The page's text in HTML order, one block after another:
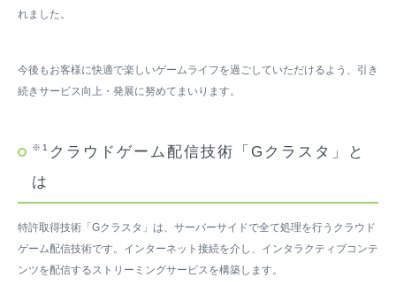
れました。
今後もお客様に快適で楽しいゲームライフを過ごしていただけるよう、引き
続きサービス向上・発展に努めてまいります。
※1 クラウドゲーム配信技術「Gクラスタ」と
は
特許取得技術「Gクラスタ」は、サーバーサイドで全て処理を行うクラウド
ゲーム配信技術です。インターネット接続を介し、インタラクティブコンテ
ンツを配信するストリーミングサービスを構築します。